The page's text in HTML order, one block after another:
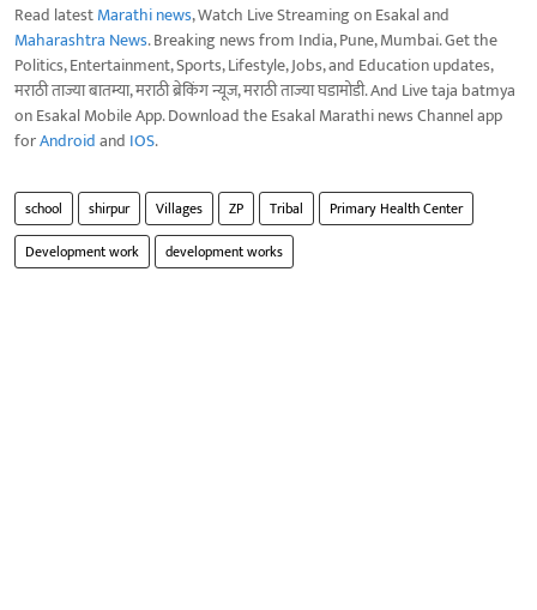
Read latestMarathi news, Watch Live Streaming on Esakal and
Maharashtra News. Breaking news from India, Pune, Mumbai. Get the
Politics, Entertainment, Sports, Lifestyle, Jobs, and Education updates,
मराठी ताज्या बातम्या, मराठी ब्रेकिंग न्यूज, मराठी ताज्या घडामोडी. And Live taja batmya
on Esakal Mobile App. Download the Esakal Marathi news Channel app
forAndroidand IOS.
school shirpur Villages ZP Tribal
Primary Health Center
Development work
development works